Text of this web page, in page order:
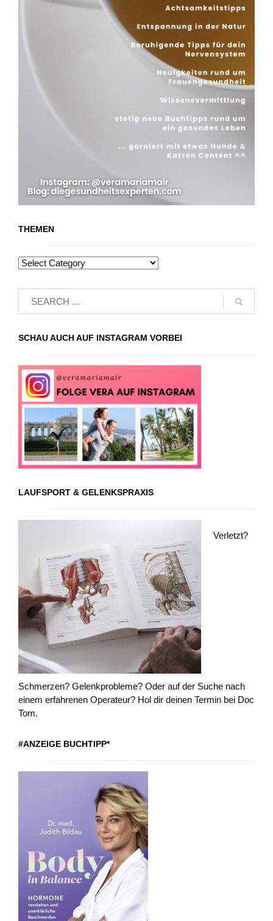
THEMEN
SCHAU AUCH AUF INSTAGRAM VORBEI
LAUFSPORT & GELENKSPRAXIS
Verletzt?
Schmerzen? Gelenkprobleme? Oder auf der Suche nach
einem erfahrenen Operateur? Hol dir deinen Termin bei Doc
Tom.
#ANZEIGE BUCHTIPP*